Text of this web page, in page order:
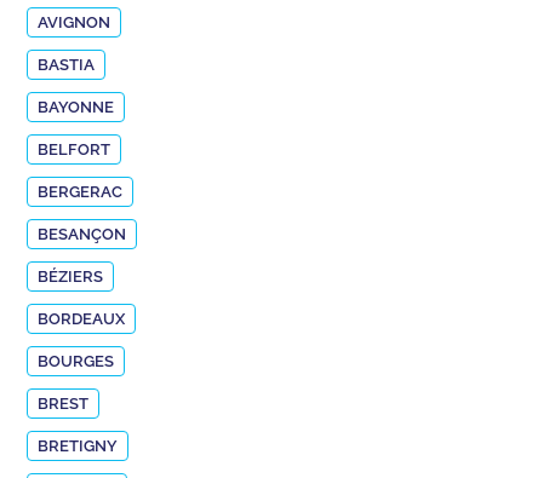
AVIGNON
BASTIA
BAYONNE
BELFORT
BERGERAC
BESANÇON
BÉZIERS
BORDEAUX
BOURGES
BREST
BRETIGNY